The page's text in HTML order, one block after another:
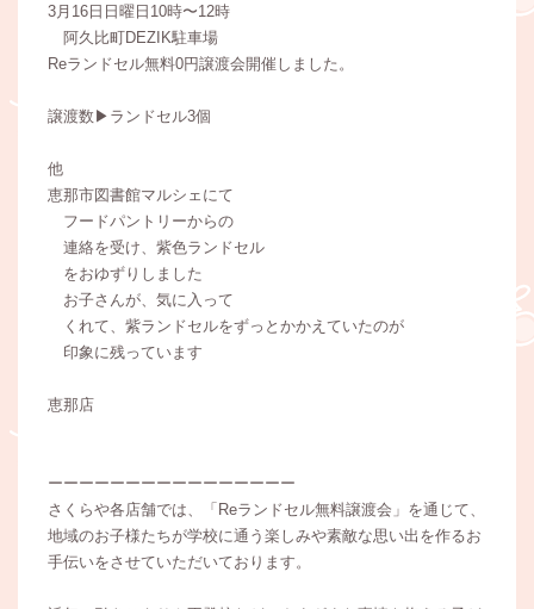
3月16日日曜日10時〜12時
阿久比町DEZIK駐車場
Reランドセル無料0円譲渡会開催しました。
譲渡数▶ランドセル3個
他
恵那市図書館マルシェにて
フードパントリーからの
連絡を受け、紫色ランドセル
をおゆずりしました
お子さんが、気に入って
くれて、紫ランドセルをずっとかかえていたのが
印象に残っています
恵那店
ーーーーーーーーーーーーーーーー
さくらや各店舗では、「Reランドセル無料譲渡会」を通じて、
地域のお子様たちが学校に通う楽しみや素敵な思い出を作るお
手伝いをさせていただいております。